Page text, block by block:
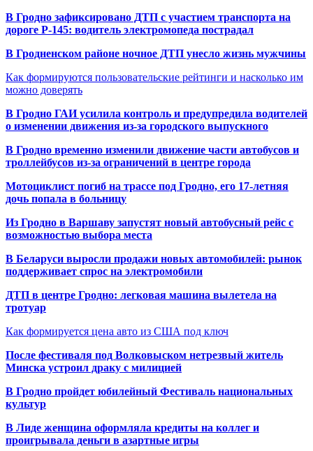
В Гродно зафиксировано ДТП с участием транспорта на
дороге Р-145: водитель электромопеда пострадал
В Гродненском районе ночное ДТП унесло жизнь мужчины
Как формируются пользовательские рейтинги и насколько им
можно доверять
В Гродно ГАИ усилила контроль и предупредила водителей
о изменении движения из-за городского выпускного
В Гродно временно изменили движение части автобусов и
троллейбусов из-за ограничений в центре города
Мотоциклист погиб на трассе под Гродно, его 17-летняя
дочь попала в больницу
Из Гродно в Варшаву запустят новый автобусный рейс с
возможностью выбора места
В Беларуси выросли продажи новых автомобилей: рынок
поддерживает спрос на электромобили
ДТП в центре Гродно: легковая машина вылетела на
тротуар
Как формируется цена авто из США под ключ
После фестиваля под Волковыском нетрезвый житель
Минска устроил драку с милицией
В Гродно пройдет юбилейный Фестиваль национальных
культур
В Лиде женщина оформляла кредиты на коллег и
проигрывала деньги в азартные игры